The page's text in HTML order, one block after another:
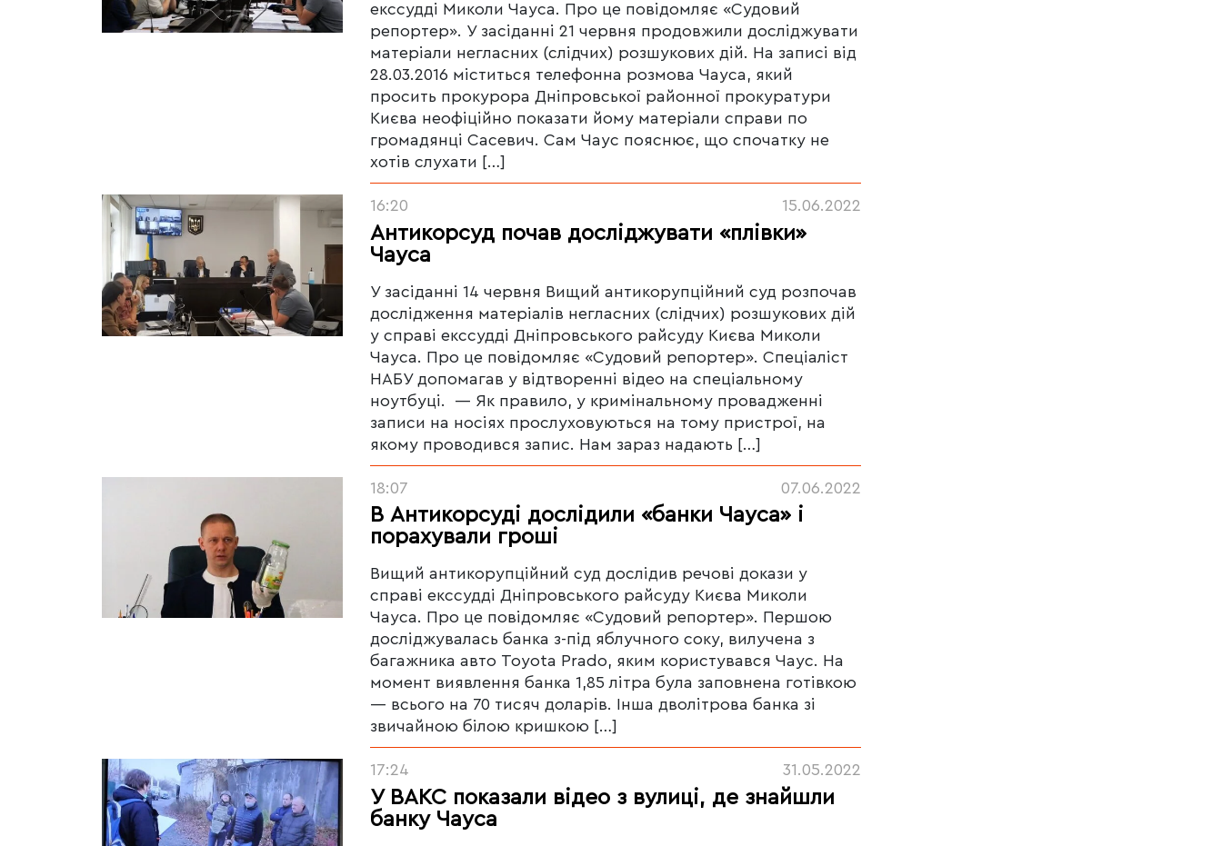
екссудді Миколи Чауса. Про це повідомляє «Судовий
репортер». У засіданні 21 червня продовжили досліджувати
матеріали негласних (слідчих) розшукових дій. На записі від
28.03.2016 міститься телефонна розмова Чауса, який
просить прокурора Дніпровської районної прокуратури
Києва неофіційно показати йому матеріали справи по
громадянці Сасевич. Сам Чаус пояснює, що спочатку не
хотів слухати […]
16:20 15.06.2022
Антикорсуд почав досліджувати «плівки»
Чауса
У засіданні 14 червня Вищий антикорупційний суд розпочав
дослідження матеріалів негласних (слідчих) розшукових дій
у справі екссудді Дніпровського райсуду Києва Миколи
Чауса. Про це повідомляє «Судовий репортер». Cпеціаліст
НАБУ допомагав у відтворенні відео на спеціальному
ноутбуці. — Як правило, у кримінальному провадженні
записи на носіях прослуховуються на тому пристрої, на
якому проводився запис. Нам зараз надають […]
18:07 07.06.2022
В Антикорсуді дослідили «банки Чауса» і
порахували гроші
Вищий антикорупційний суд дослідив речові докази у
справі екссудді Дніпровського райсуду Києва Миколи
Чауса. Про це повідомляє «Судовий репортер». Першою
досліджувалась банка з-під яблучного соку, вилучена з
багажника авто Toyota Prado, яким користувався Чаус. На
момент виявлення банка 1,85 літра була заповнена готівкою
— всього на 70 тисяч доларів. Інша дволітрова банка зі
звичайною білою кришкою […]
17:24 31.05.2022
У ВАКС показали відео з вулиці, де знайшли
банку Чауса